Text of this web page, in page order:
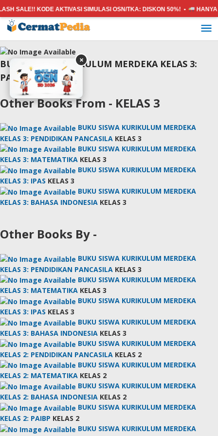
Lewati
ke
konten
SALE!! KODE AKTIVASI SIMULASI OSN/TKA:DISKON 50%! • HANYA
BUKU SISWA KURIKULUM MERDEKA KELAS 3:
PAIBP
Other Books From - KELAS 3
BUKU SISWA KURIKULUM MERDEKA
KELAS 3: PENDIDIKAN PANCASILA KELAS 3
BUKU SISWA KURIKULUM MERDEKA
KELAS 3: MATEMATIKA KELAS 3
BUKU SISWA KURIKULUM MERDEKA
KELAS 3: IPAS KELAS 3
BUKU SISWA KURIKULUM MERDEKA
KELAS 3: BAHASA INDONESIA KELAS 3
Other Books By -
BUKU SISWA KURIKULUM MERDEKA
KELAS 3: PENDIDIKAN PANCASILA KELAS 3
BUKU SISWA KURIKULUM MERDEKA
KELAS 3: MATEMATIKA KELAS 3
BUKU SISWA KURIKULUM MERDEKA
KELAS 3: IPAS KELAS 3
BUKU SISWA KURIKULUM MERDEKA
KELAS 3: BAHASA INDONESIA KELAS 3
BUKU SISWA KURIKULUM MERDEKA
KELAS 2: PENDIDIKAN PANCASILA KELAS 2
BUKU SISWA KURIKULUM MERDEKA
KELAS 2: MATEMATIKA KELAS 2
BUKU SISWA KURIKULUM MERDEKA
KELAS 2: BAHASA INDONESIA KELAS 2
BUKU SISWA KURIKULUM MERDEKA
KELAS 2: PAIBP KELAS 2
BUKU SISWA KURIKULUM MERDEKA
×